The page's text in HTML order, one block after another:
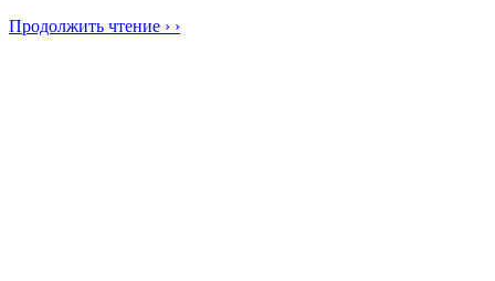
Продолжить чтение › ›